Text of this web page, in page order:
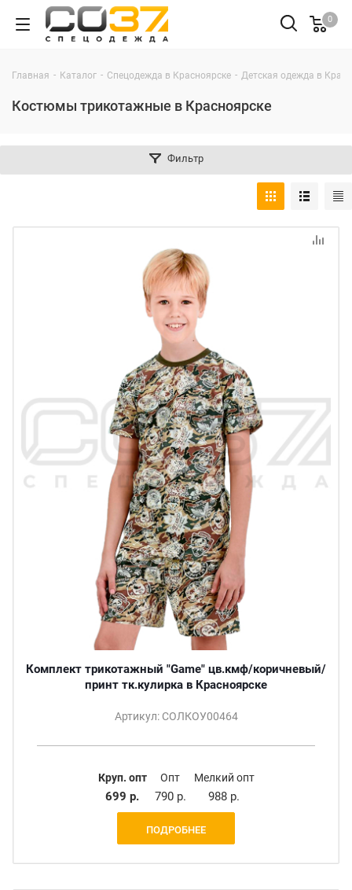
0
Главная - Каталог - Спецодежда в Красноярске - Детская одежда в
Костюмы трикотажные в Красноярске
Фильтр
Комплект трикотажный "Game" цв.кмф/коричневый/
принт тк.кулирка в Красноярске
Артикул: СОЛКОУ00464
Круп. опт
699 р.
Опт
790 р.
Мелкий опт
988 р.
ПОДРОБНЕЕ